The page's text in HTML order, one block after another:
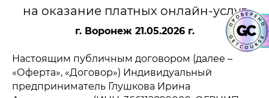
на оказание платных онлайн-услуг
г. Воронеж 21.05.2026 г.
Настоящим публичным договором (далее –
«Оферта», «Договор») Индивидуальный
предприниматель Глушкова Ирина